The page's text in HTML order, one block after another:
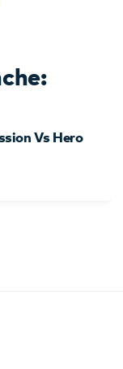
Vs Hero